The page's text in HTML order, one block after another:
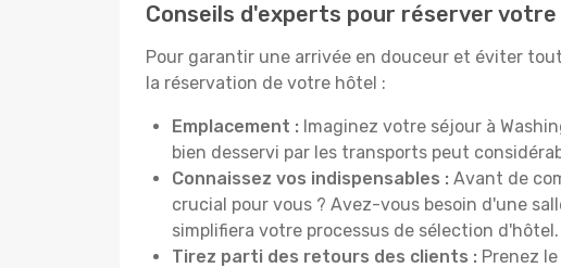
Conseils d'experts pour réserver votre
Pour garantir une arrivée en douceur et éviter
la réservation de votre hôtel :
Emplacement : Imaginez votre séjour à
bien desservi par les transports peut
Connaissez vos indispensables : Avant de
crucial pour vous ? Avez-vous besoin d'une
simplifiera votre processus de sélection d'hôtel.
Tirez parti des retours des clients : Prenez